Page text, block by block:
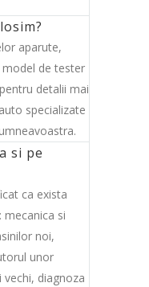
aparute,
model de tester
detalii mai
specializate
si pe
ca exista
si
noi,
unor
diagnoza